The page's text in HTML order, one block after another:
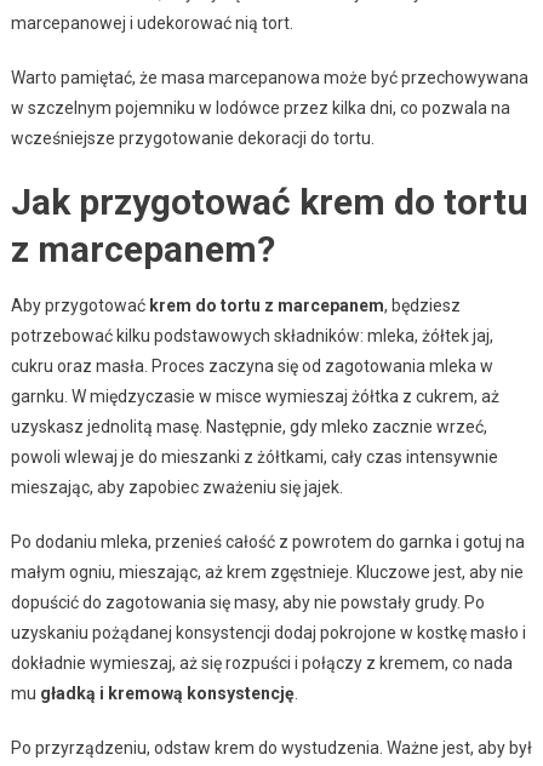
marcepanowej i udekorować nią tort.
Warto pamiętać, że masa marcepanowa może być przechowywana
w szczelnym pojemniku w lodówce przez kilka dni, co pozwala na
wcześniejsze przygotowanie dekoracji do tortu.
Jak przygotować krem do tortu
z marcepanem?
Aby przygotować krem do tortu z marcepanem, będziesz
potrzebować kilku podstawowych składników: mleka, żółtek jaj,
cukru oraz masła. Proces zaczyna się od zagotowania mleka w
garnku. W międzyczasie w misce wymieszaj żółtka z cukrem, aż
uzyskasz jednolitą masę. Następnie, gdy mleko zacznie wrzeć,
powoli wlewaj je do mieszanki z żółtkami, cały czas intensywnie
mieszając, aby zapobiec zważeniu się jajek.
Po dodaniu mleka, przenieś całość z powrotem do garnka i gotuj na
małym ogniu, mieszając, aż krem zgęstnieje. Kluczowe jest, aby nie
dopuścić do zagotowania się masy, aby nie powstały grudy. Po
uzyskaniu pożądanej konsystencji dodaj pokrojone w kostkę masło i
dokładnie wymieszaj, aż się rozpuści i połączy z kremem, co nada
mu gładką i kremową konsystencję.
Po przyrządzeniu, odstaw krem do wystudzenia. Ważne jest, aby był